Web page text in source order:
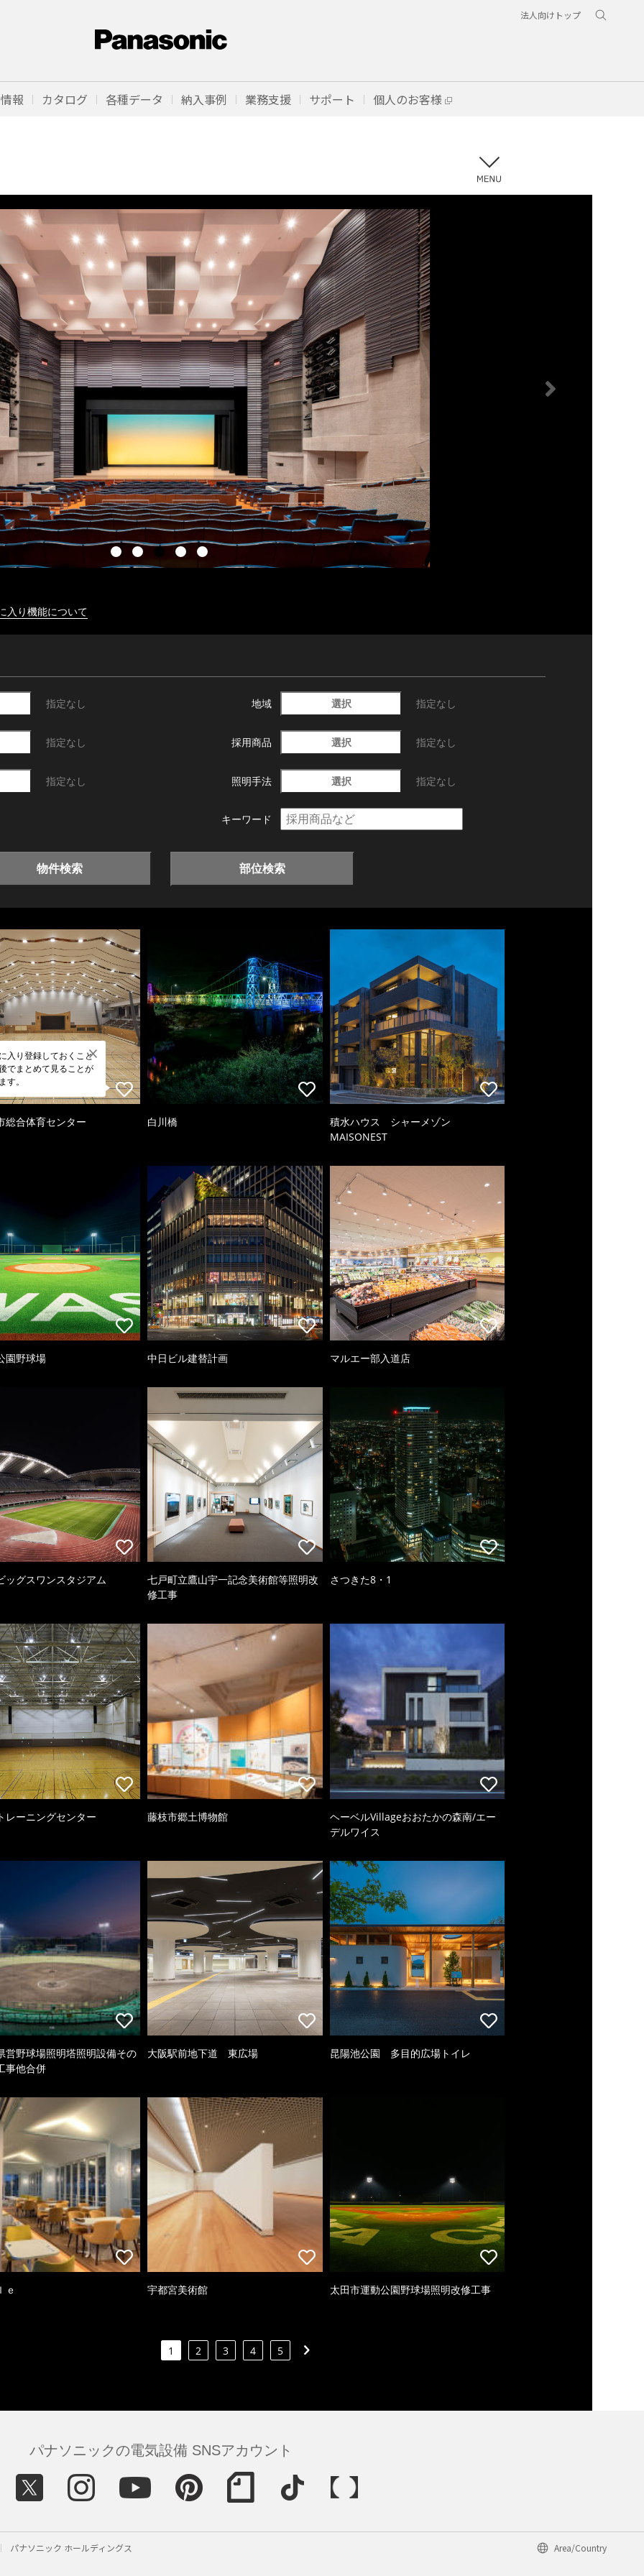
法人向けトップ
報 カタログ 各種データ 納入事例 業務支援 サポート 個人のお客様
入り機能について
指定なし 地域 選択 指定なし
指定なし 採用商品 選択 指定なし
指定なし 照明手法 選択 指定なし
キーワード
物件検索 部位検索
入り登録しておくこと
でまとめて見ることが
す。
総合体育センター 白川橋
積水ハウス シャーメゾン
MAISONEST
園野球場 中日ビル建替計画 マルエー部入道店
ッグスワンスタジアム
七戸町立鷹山宇一記念美術館等照明改
修工事
さつきた8・1
レーニングセンター 藤枝市郷土博物館
ヘーベルVillageおおたかの森南/エー
デルワイス
営野球場照明塔照明設備その
事他合併
大阪駅前地下道 東広場 昆陽池公園 多目的広場トイレ
ｅ 宇都宮美術館 太田市運動公園野球場照明改修工事
1 2 3 4 5
パナソニックの電気設備 SNSアカウント
パナソニック ホールディングス Area/Country